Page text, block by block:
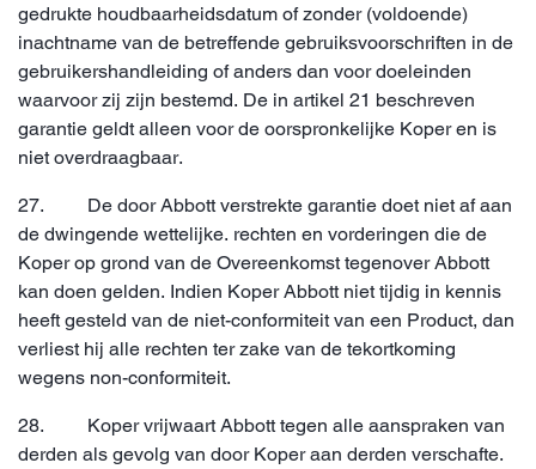
gedrukte houdbaarheidsdatum of zonder (voldoende)
inachtname van de betreffende gebruiksvoorschriften in de
gebruikershandleiding of anders dan voor doeleinden
waarvoor zij zijn bestemd. De in artikel 21 beschreven
garantie geldt alleen voor de oorspronkelijke Koper en is
niet overdraagbaar.
27. De door Abbott verstrekte garantie doet niet af aan
de dwingende wettelijke. rechten en vorderingen die de
Koper op grond van de Overeenkomst tegenover Abbott
kan doen gelden. Indien Koper Abbott niet tijdig in kennis
heeft gesteld van de niet-conformiteit van een Product, dan
verliest hij alle rechten ter zake van de tekortkoming
wegens non-conformiteit.
28. Koper vrijwaart Abbott tegen alle aanspraken van
derden als gevolg van door Koper aan derden verschafte.